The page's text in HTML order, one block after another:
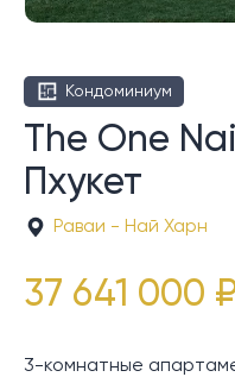
Кондоминиум
The One
Пхукет
Раваи - Най Харн
37 641 000
3-комнатные